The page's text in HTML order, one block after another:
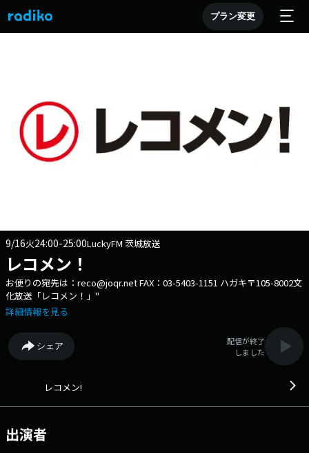
プラン変更
9/16火24:00-25:00LuckyFM 茨城放送
レコメン！
お便りの宛先は：reco@joqr.net FAX：03-5403-1151 ハガキ〒105-8002文
化放送「レコメン！」"
詳細情報を見る
シェア
配信が終了
しました
レコメン!
出演者